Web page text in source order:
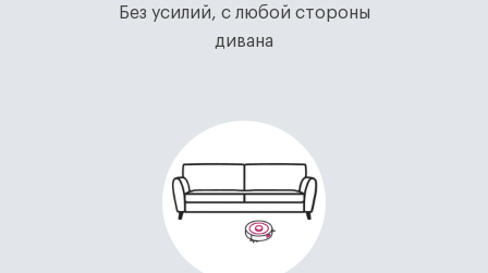
Без усилий, с любой стороны
дивана